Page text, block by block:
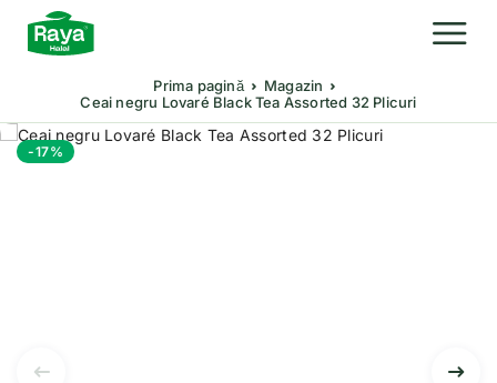
Prima pagină
Magazin
Ceai negru Lovaré Black Tea Assorted 32 Plicuri
-17%